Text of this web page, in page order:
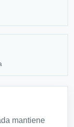
mantiene